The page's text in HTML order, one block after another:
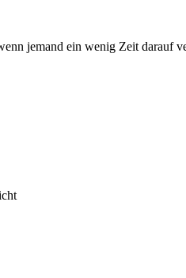
jemand ein wenig Zeit darauf